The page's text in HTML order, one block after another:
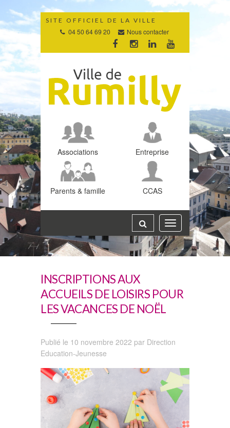
Gestion des traceurs
SITE OFFICIEL DE LA VILLE
04 50 64 69 20 Nous contacter
Lien
vers
compte
Facebook
Lien
vers
compte
Instagram
Lien
vers
compte
Linkedin
vers
Youtube
Associations Entreprise
Parents & famille CCAS
Toggle
navigation
INSCRIPTIONS AUX
ACCUEILS DE LOISIRS POUR
LES VACANCES DE NOËL
Publié le 10 novembre 2022 par Direction
Education-Jeunesse